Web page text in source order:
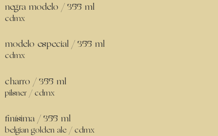
negra modelo / 355 ml
cdmx
modelo especial / 355 ml
cdmx
charro / 355 ml
pilsner / cdmx
finísima / 355 ml
belgian golden ale / cdmx